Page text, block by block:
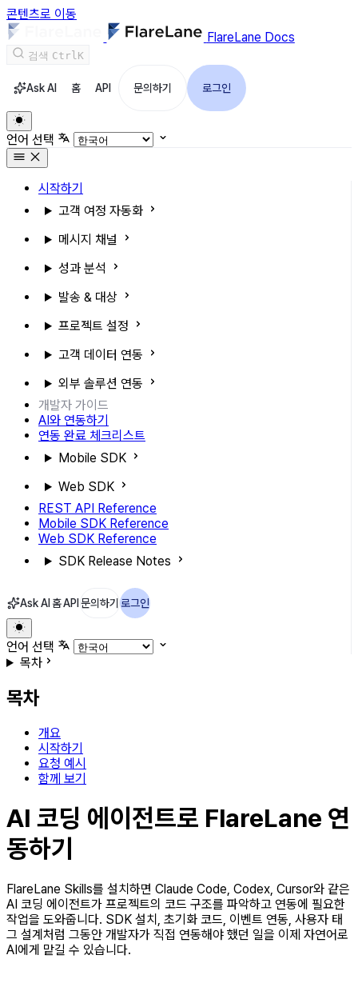
콘텐츠로 이동
FlareLane Docs
검색 CtrlK
Ask AI 홈 API 문의하기 로그인
언어 선택
시작하기
고객 여정 자동화
메시지 채널
성과 분석
발송 & 대상
프로젝트 설정
고객 데이터 연동
외부 솔루션 연동
개발자 가이드
AI와 연동하기
연동 완료 체크리스트
Mobile SDK
Web SDK
REST API Reference
Mobile SDK Reference
Web SDK Reference
SDK Release Notes
Ask AI 홈API 문의하기 로그인
언어 선택
목차
목차
개요
시작하기
요청 예시
함께 보기
AI 코딩 에이전트로 FlareLane 연
동하기
FlareLane Skills를 설치하면 Claude Code, Codex, Cursor와 같은
AI 코딩 에이전트가 프로젝트의 코드 구조를 파악하고 연동에 필요한
작업을 도와줍니다. SDK 설치, 초기화 코드, 이벤트 연동, 사용자 태
그 설계처럼 그동안 개발자가 직접 연동해야 했던 일을 이제 자연어로
AI에게 맡길 수 있습니다.